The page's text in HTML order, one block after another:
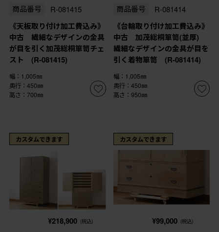
商品番号 R-081415
《天板取り付け加工費込み》
中古 繊細なデザインの金具
が目を引く加茂総桐箪笥チェ
スト (R-081415)
幅：1,005㎜
奥行：450㎜
高さ：700㎜
商品番号 R-081414
《台輪取り付け加工費込み》
中古 加茂総桐箪笥(並厚)
繊細なデザインの金具が目を
引く着物箪笥 (R-081414)
幅：1,005㎜
奥行：450㎜
高さ：950㎜
カスタムできます
¥218,900 (税込)
カスタムできます
¥99,000 (税込)